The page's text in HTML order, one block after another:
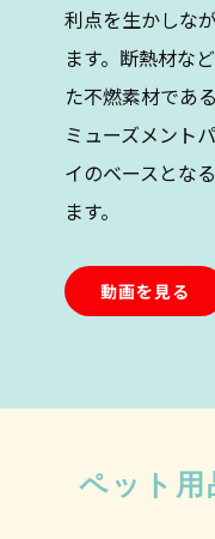
利点を生かしな
ます。断熱材な
た不燃素材であ
ミューズメント
イのベースとな
ます。
動画を見る
ペット用